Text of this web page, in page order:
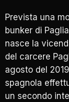
Prevista una
bunker di
nasce la
del carcere
agosto del
spagnola
un secondo